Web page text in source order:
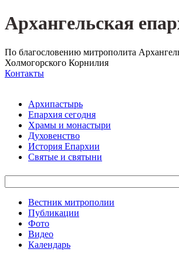
Архангельская
По благословению митрополита
Холмогорского Корнилия
Контакты
Архипастырь
Епархия сегодня
Храмы и монастыри
Духовенство
История Епархии
Святые и святыни
Вестник митрополии
Публикации
Фото
Видео
Календарь